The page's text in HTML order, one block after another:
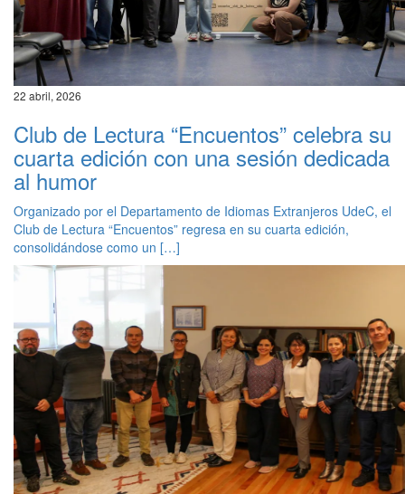
22 abril, 2026
Club de Lectura “Encuentos” celebra su
cuarta edición con una sesión dedicada
al humor
Organizado por el Departamento de Idiomas Extranjeros UdeC, el
Club de Lectura “Encuentos” regresa en su cuarta edición,
consolidándose como un […]